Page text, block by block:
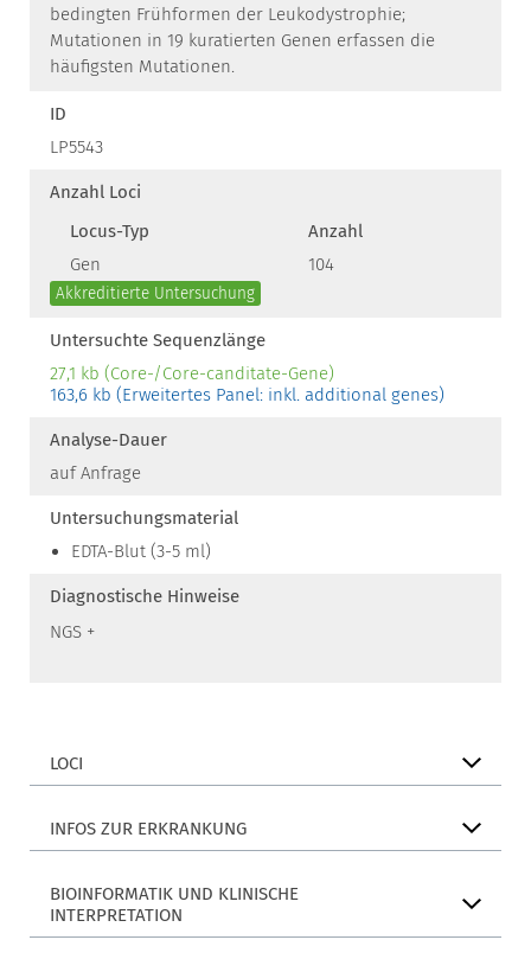
bedingten Frühformen der Leukodystrophie;
Mutationen in 19 kuratierten Genen erfassen die
häufigsten Mutationen.
ID
LP5543
Anzahl Loci
Locus-Typ
Anzahl
Gen
104
Akkreditierte Untersuchung
Untersuchte Sequenzlänge
27,1 kb (Core-/Core-canditate-Gene)
163,6 kb (Erweitertes Panel: inkl. additional genes)
Analyse-Dauer
auf Anfrage
Untersuchungsmaterial
EDTA-Blut (3-5 ml)
Diagnostische Hinweise
NGS +
LOCI
INFOS ZUR ERKRANKUNG
BIOINFORMATIK UND KLINISCHE
INTERPRETATION